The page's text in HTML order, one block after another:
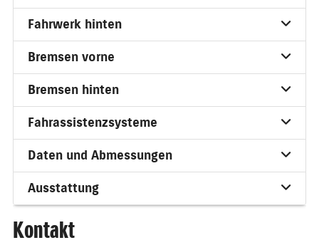
Fahrwerk hinten
Bremsen vorne
Bremsen hinten
Fahrassistenzsysteme
Daten und Abmessungen
Ausstattung
Kontakt